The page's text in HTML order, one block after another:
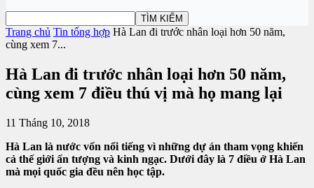
Trang chủ Tin tổng hợp Hà Lan đi trước nhân loại hơn 50 năm,
cùng xem 7...
Hà Lan đi trước nhân loại hơn 50 năm,
cùng xem 7 điều thú vị mà họ mang lại
11 Tháng 10, 2018
Hà Lan là nước vốn nổi tiếng vì những dự án tham vọng khiến
cả thế giới ấn tượng và kinh ngạc. Dưới đây là 7 điều ở Hà Lan
mà mọi quốc gia đều nên học tập.